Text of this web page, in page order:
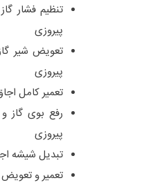
تنظیم فشار
پیروزی
تعویض شیر
پیروزی
تعمیر کامل
رفع بوی گاز
پیروزی
تبدیل شیشه
تعمیر و تعویض